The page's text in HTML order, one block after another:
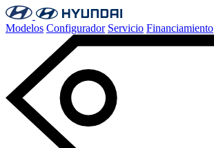
Modelos Configurador Servicio Financiamiento